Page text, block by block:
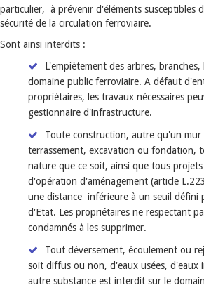
particulier, à prévenir d'éléments susceptibles
sécurité de la circulation ferroviaire.
Sont ainsi interdits :
L'empiètement des arbres,
domaine public ferroviaire. A défaut
propriétaires, les travaux nécessaires
gestionnaire d'infrastructure.
Toute construction, autre qu'un
terrassement, excavation ou fondation,
nature que ce soit, ainsi que tous
d'opération d'aménagement (article
une distance inférieure à un seuil défini
d'Etat. Les propriétaires ne respectant
condamnés à les supprimer.
Tout déversement, écoulement ou
soit diffus ou non, d'eaux usées, d'eaux
autre substance est interdit sur le